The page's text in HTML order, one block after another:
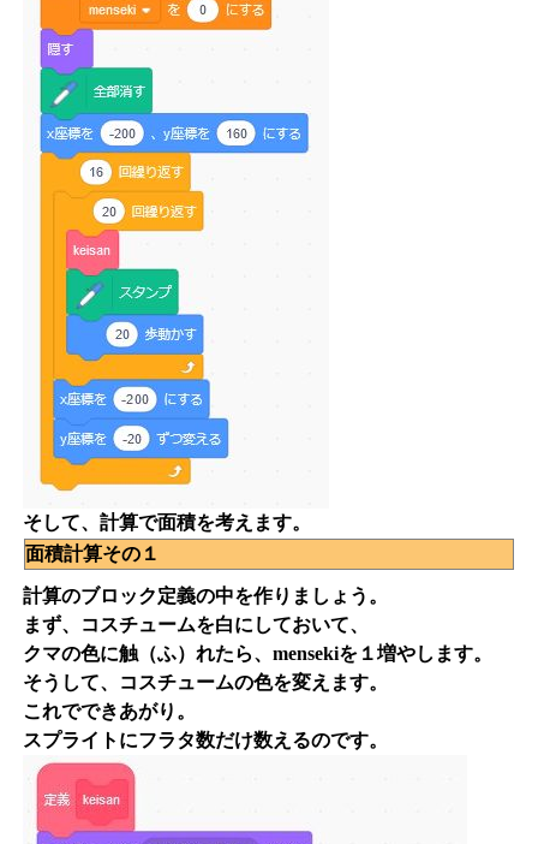
そして、計算で面積を考えます。
面積計算その１
計算のブロック定義の中を作りましょう。
まず、コスチュームを白にしておいて、
クマの色に触（ふ）れたら、mensekiを１増やします。
そうして、コスチュームの色を変えます。
これでできあがり。
スプライトにフラタ数だけ数えるのです。